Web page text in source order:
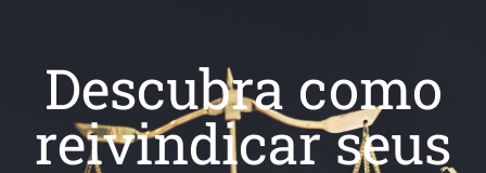
Descubra como
reivindicar seus